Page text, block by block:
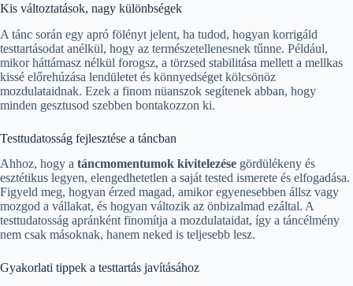
Kis változtatások, nagy különbségek
A tánc során egy apró fölényt jelent, ha tudod, hogyan korrigáld
testtartásodat anélkül, hogy az természetellenesnek tűnne. Például,
mikor háttámasz nélkül forogsz, a törzsed stabilitása mellett a mellkas
kissé előrehúzása lendületet és könnyedséget kölcsönöz
mozdulataidnak. Ezek a finom nüanszok segítenek abban, hogy
minden gesztusod szebben bontakozzon ki.
Testtudatosság fejlesztése a táncban
Ahhoz, hogy a táncmomentumok kivitelezése gördülékeny és
esztétikus legyen, elengedhetetlen a saját tested ismerete és elfogadása.
Figyeld meg, hogyan érzed magad, amikor egyenesebben állsz vagy
mozgod a vállakat, és hogyan változik az önbizalmad ezáltal. A
testtudatosság apránként finomítja a mozdulataidat, így a táncélmény
nem csak másoknak, hanem neked is teljesebb lesz.
Gyakorlati tippek a testtartás javításához